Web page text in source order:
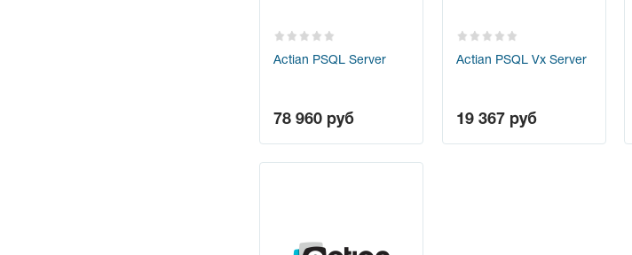
Actian PSQL Server
78 960 руб
Actian PSQL Vx Server
19 367 руб